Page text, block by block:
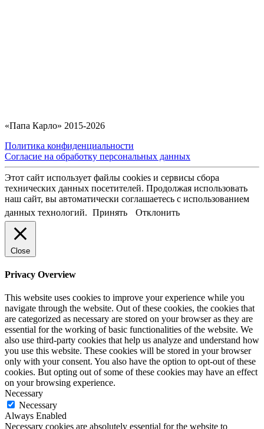
«Папа Карло» 2015-2026
Политика конфиденциальности
Согласие на обработку персональных данных
Этот сайт использует файлы cookies и сервисы сбора
технических данных посетителей. Продолжая использовать
наш сайт, вы автоматически соглашаетесь с использованием
данных технологий. Принять Отклонить
Close
Privacy Overview
This website uses cookies to improve your experience while you
navigate through the website. Out of these cookies, the cookies that
are categorized as necessary are stored on your browser as they are
essential for the working of basic functionalities of the website. We
also use third-party cookies that help us analyze and understand how
you use this website. These cookies will be stored in your browser
only with your consent. You also have the option to opt-out of these
cookies. But opting out of some of these cookies may have an effect
on your browsing experience.
Necessary
Necessary
Always Enabled
Necessary cookies are absolutely essential for the website to